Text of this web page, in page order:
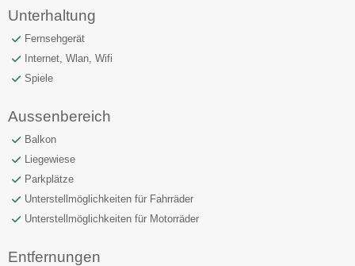
Unterhaltung
Fernsehgerät
Internet, Wlan, Wifi
Spiele
Aussenbereich
Balkon
Liegewiese
Parkplätze
Unterstellmöglichkeiten für Fahrräder
Unterstellmöglichkeiten für Motorräder
Entfernungen